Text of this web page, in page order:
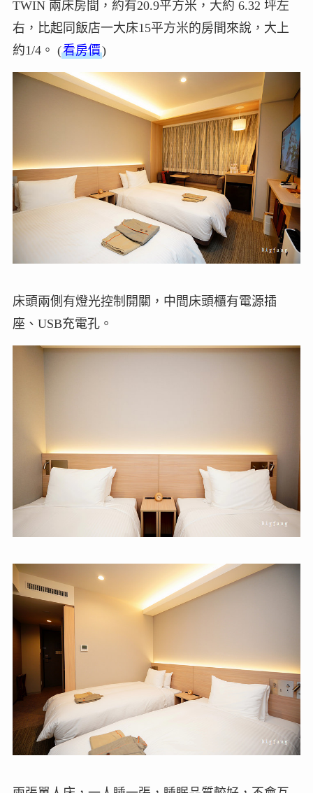
TWIN 兩床房間，約有20.9平方米，大約 6.32 坪左
右，比起同飯店一大床15平方米的房間來說，大上
約1/4。 (看房價)
床頭兩側有燈光控制開關，中間床頭櫃有電源插
座、USB充電孔。